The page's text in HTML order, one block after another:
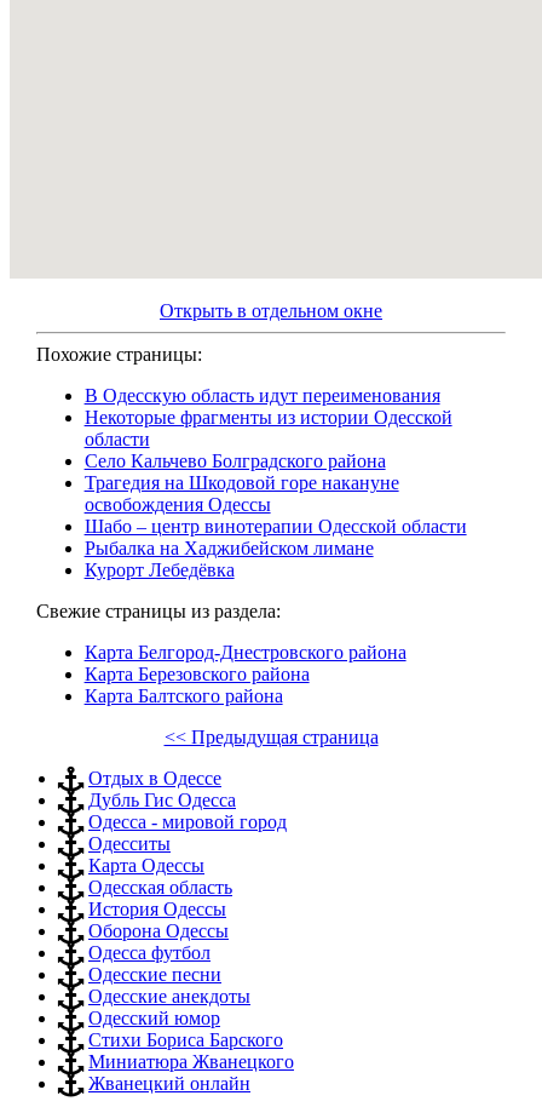
Открыть в отдельном окне
Похожие страницы:
В Одесскую область идут переименования
Некоторые фрагменты из истории Одесской
области
Село Кальчево Болградского района
Трагедия на Шкодовой горе накануне
освобождения Одессы
Шабо – центр винотерапии Одесской области
Рыбалка на Хаджибейском лимане
Курорт Лебедёвка
Свежие страницы из раздела:
Карта Белгород-Днестровского района
Карта Березовского района
Карта Балтского района
<< Предыдущая страница
Отдых в Одессе
Дубль Гис Одесса
Одесса - мировой город
Одесситы
Карта Одессы
Одесская область
История Одессы
Оборона Одессы
Одесса футбол
Одесские песни
Одесские анекдоты
Одесский юмор
Стихи Бориса Барского
Миниатюра Жванецкого
Жванецкий онлайн